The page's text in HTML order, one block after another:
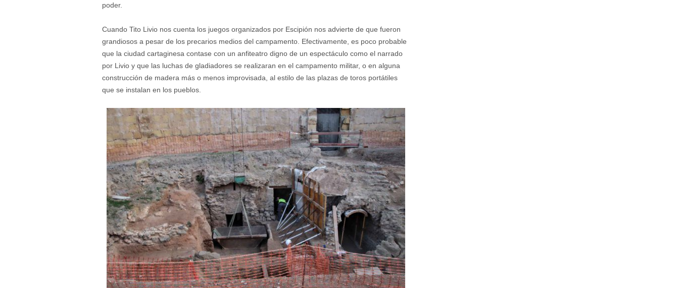
poder.
Cuando Tito Livio nos cuenta los juegos organizados por Escipión nos advierte de que fueron
grandiosos a pesar de los precarios medios del campamento. Efectivamente, es poco probable
que la ciudad cartaginesa contase con un anfiteatro digno de un espectáculo como el narrado
por Livio y que las luchas de gladiadores se realizaran en el campamento militar, o en alguna
construcción de madera más o menos improvisada, al estilo de las plazas de toros portátiles
que se instalan en los pueblos.